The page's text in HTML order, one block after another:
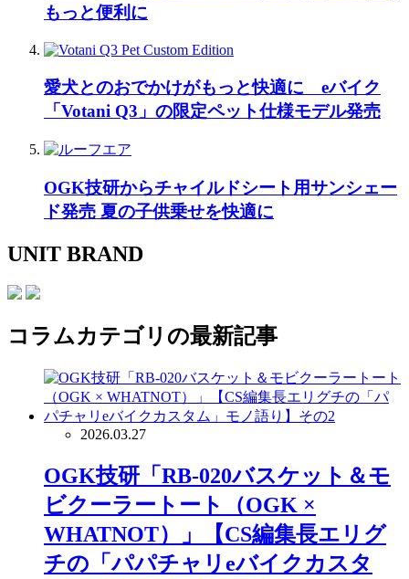
もっと便利に
愛犬とのおでかけがもっと快適に eバイク
「Votani Q3」の限定ペット仕様モデル発売
OGK技研からチャイルドシート用サンシェー
ド発売 夏の子供乗せを快適に
UNIT BRAND
コラムカテゴリの最新記事
2026.03.27
OGK技研「RB-020バスケット＆モ
ビクーラートート（OGK ×
WHATNOT）」【CS編集長エリグ
チの「パパチャリeバイクカスタ